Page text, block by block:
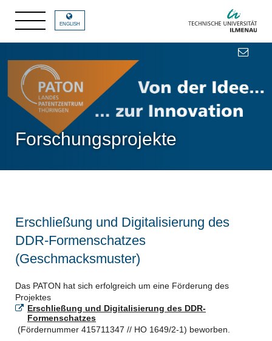
ENGLISH
Forschungsprojekte
Erschließung und Digitalisierung des
DDR-Formenschatzes
(Geschmacksmuster)
Das PATON hat sich erfolgreich um eine Förderung des
Projektes
Erschließung und Digitalisierung des DDR-
Formenschatzes
(Fördernummer 415711347 // HO 1649/2-1) beworben.